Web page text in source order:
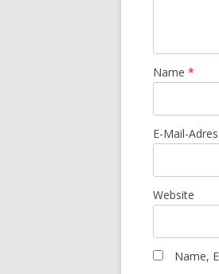
Name *
E-Mail-
Website
Name,